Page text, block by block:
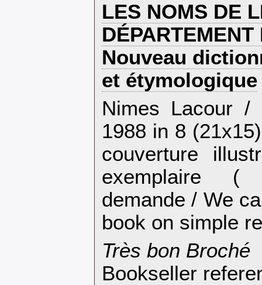
‎LES NOMS DE
Nouveau
et étymologique‎
‎Nimes Lacour /
1988 in 8
couverture
exemplaire (
demande / We
book on simple
‎Très bon Broché‎
Bookseller